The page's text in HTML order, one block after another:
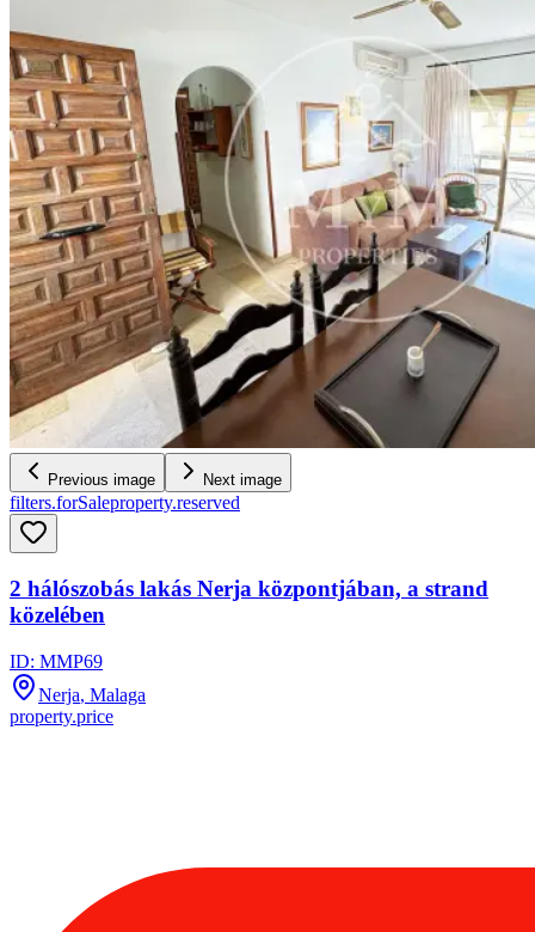
Previous image Next image
filters.forSaleproperty.reserved
2 hálószobás lakás Nerja központjában, a strand
közelében
ID: MMP69
Nerja, Malaga
property.price